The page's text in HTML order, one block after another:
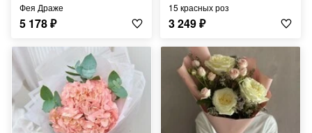
Фея Драже
5 178₽
15 красных роз
3 249₽